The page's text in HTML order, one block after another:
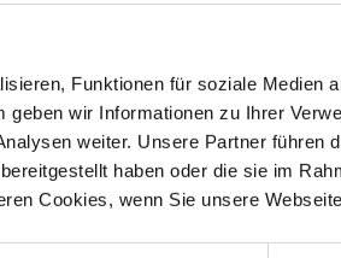
Funktionen für soziale Medien
wir Informationen zu Ihrer
weiter. Unsere Partner führen
haben oder die sie im
Cookies, wenn Sie unsere
Backup and Restore
your PASCOM telephone system.